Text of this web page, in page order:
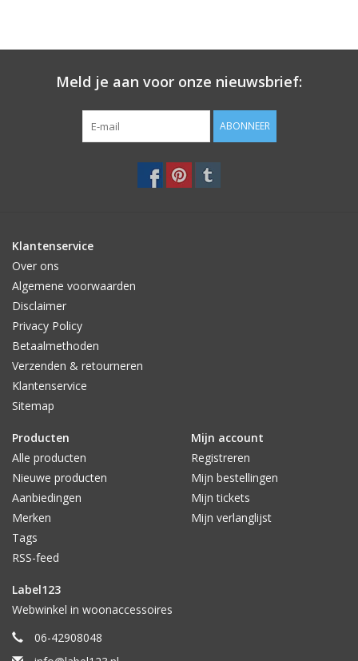
Meld je aan voor onze nieuwsbrief:
ABONNEER
Klantenservice
Over ons
Algemene voorwaarden
Disclaimer
Privacy Policy
Betaalmethoden
Verzenden & retourneren
Klantenservice
Sitemap
Producten
Alle producten
Nieuwe producten
Aanbiedingen
Merken
Tags
RSS-feed
Mijn account
Registreren
Mijn bestellingen
Mijn tickets
Mijn verlanglijst
Label123
Webwinkel in woonaccessoires
06-42908048